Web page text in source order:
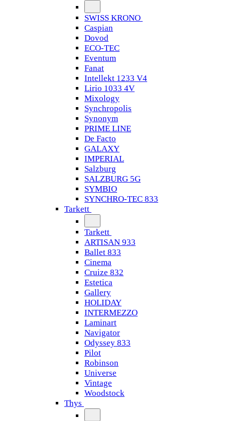
SWISS KRONO
Caspian
Dovod
ECO-TEC
Eventum
Fanat
Intellekt 1233 V4
Lirio 1033 4V
Mixology
Synchropolis
Synonym
PRIME LINE
De Facto
GALAXY
IMPERIAL
Salzburg
SALZBURG 5G
SYMBIO
SYNCHRO-TEC 833
Tarkett
Tarkett
ARTISAN 933
Ballet 833
Cinema
Cruize 832
Estetica
Gallery
HOLIDAY
INTERMEZZO
Laminart
Navigator
Odyssey 833
Pilot
Robinson
Universe
Vintage
Woodstock
Thys